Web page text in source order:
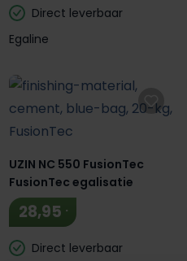
Direct leverbaar
Egaline
UZIN NC 550 FusionTec
FusionTec egalisatie
28,95 .
Direct leverbaar